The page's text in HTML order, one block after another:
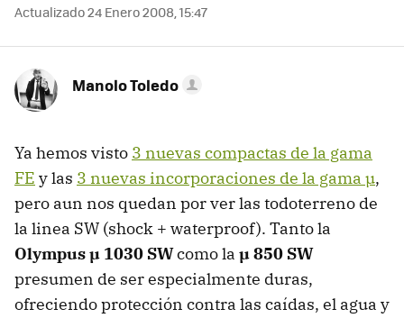
Actualizado 24 Enero 2008, 15:47
Manolo Toledo
Ya hemos visto 3 nuevas compactas de la gama
FE y las 3 nuevas incorporaciones de la gama µ,
pero aun nos quedan por ver las todoterreno de
la linea SW (shock + waterproof). Tanto la
Olympus µ 1030 SWcomo la µ 850 SW
presumen de ser especialmente duras,
ofreciendo protección contra las caídas, el agua y